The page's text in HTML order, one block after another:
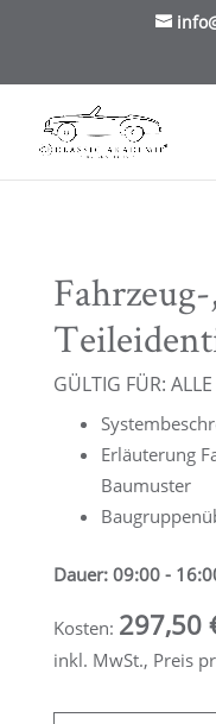
/* TablePress Highlight */
GÜLTIG FÜR:
Erläuterung
Baumuster
Dauer: 09:00 -
Kosten: 297,50
inkl. MwSt., Preis